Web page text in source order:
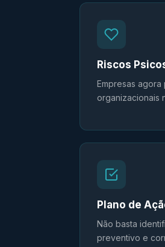
Riscos
Empresas
organizacionais
Plano de
Não basta
preventivo e